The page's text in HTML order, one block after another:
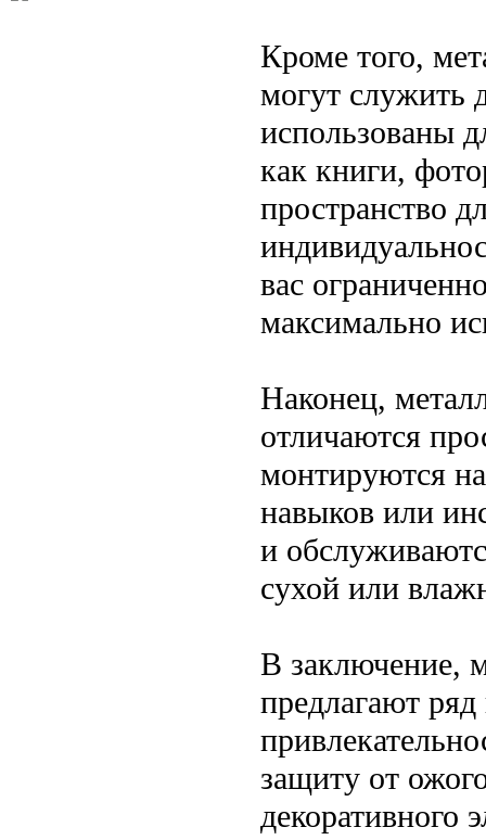
Кроме того,
могут служить
использованы
как книги,
пространство
вас
максимально
Наконец,
отличаются
монтируются
навыков или
и
сухой или
В заключение,
предлагают
защиту от
декоративного